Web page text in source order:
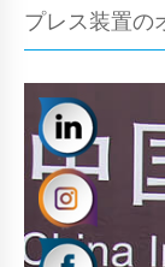
プレス装置の